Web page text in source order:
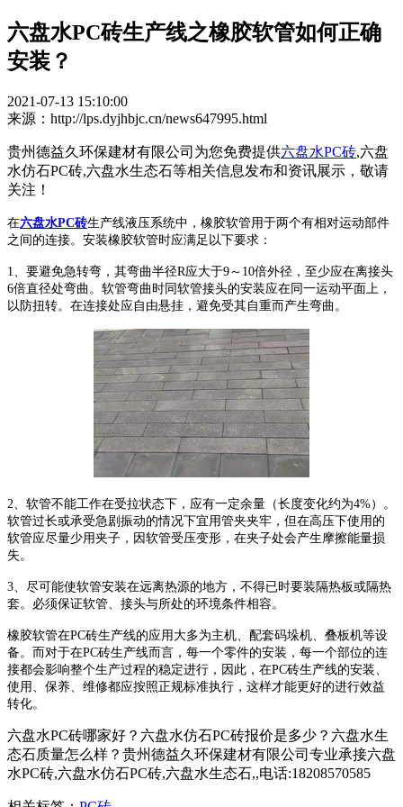
六盘水PC砖生产线之橡胶软管如何正确
安装？
2021-07-13 15:10:00
来源：http://lps.dyjhbjc.cn/news647995.html
贵州德益久环保建材有限公司为您免费提供六盘水PC砖,六盘
水仿石PC砖,六盘水生态石等相关信息发布和资讯展示，敬请
关注！
在六盘水PC砖生产线液压系统中，橡胶软管用于两个有相对运动部件
之间的连接。安装橡胶软管时应满足以下要求：
1、要避免急转弯，其弯曲半径R应大于9～10倍外径，至少应在离接头
6倍直径处弯曲。软管弯曲时同软管接头的安装应在同一运动平面上，
以防扭转。在连接处应自由悬挂，避免受其自重而产生弯曲。
2、软管不能工作在受拉状态下，应有一定余量（长度变化约为4%）。
软管过长或承受急剧振动的情况下宜用管夹夹牢，但在高压下使用的
软管应尽量少用夹子，因软管受压变形，在夹子处会产生摩擦能量损
失。
3、尽可能使软管安装在远离热源的地方，不得已时要装隔热板或隔热
套。必须保证软管、接头与所处的环境条件相容。
橡胶软管在PC砖生产线的应用大多为主机、配套码垛机、叠板机等设
备。而对于在PC砖生产线而言，每一个零件的安装，每一个部位的连
接都会影响整个生产过程的稳定进行，因此，在PC砖生产线的安装、
使用、保养、维修都应按照正规标准执行，这样才能更好的进行效益
转化。
六盘水PC砖哪家好？六盘水仿石PC砖报价是多少？六盘水生
态石质量怎么样？贵州德益久环保建材有限公司专业承接六盘
水PC砖,六盘水仿石PC砖,六盘水生态石,,电话:18208570585